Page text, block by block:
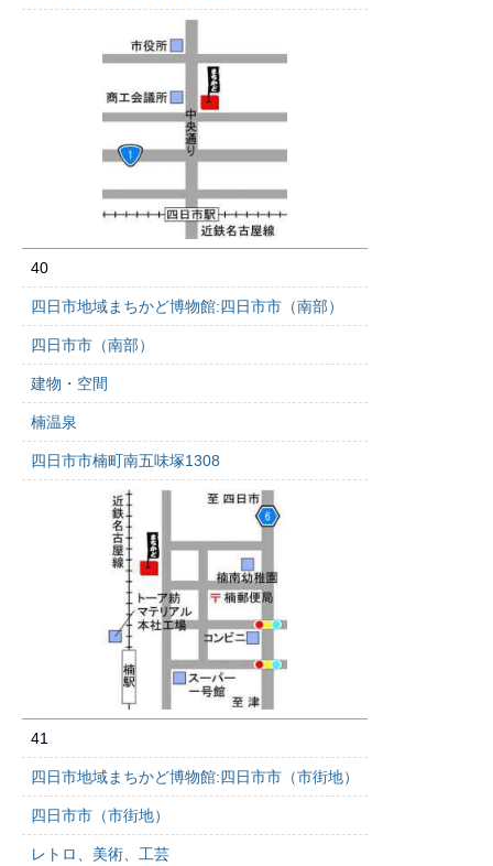
40
四日市地域まちかど博物館:四日市市（南部）
四日市市（南部）
建物・空間
楠温泉
四日市市楠町南五味塚1308
41
四日市地域まちかど博物館:四日市市（市街地）
四日市市（市街地）
レトロ、美術、工芸